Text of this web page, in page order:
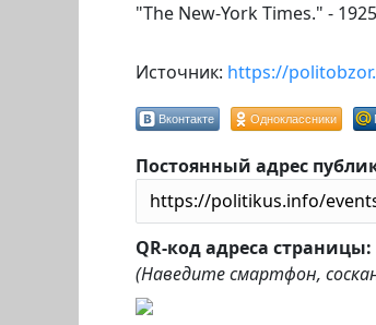
"The New-York Times." -
Источник: https://
Вконтакте Одноклассники
Постоянный адрес
QR-код адреса страницы:
(Наведите смартфон,